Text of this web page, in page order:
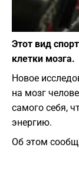
Этот вид
клетки мозга.
Новое
на мозг
самого себя,
энергию.
Об этом